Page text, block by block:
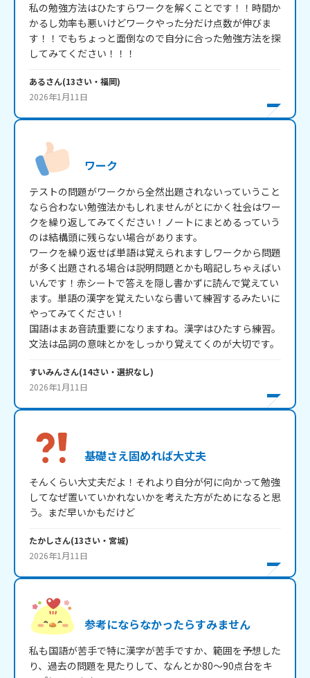
私の勉強方法はひたすらワークを解くことです！！時間か
かるし効率も悪いけどワークやった分だけ点数が伸びま
す！！でもちょっと面倒なので自分に合った勉強方法を探
してみてください！！！
あるさん(13さい・ 福岡)
2026年1月11日
ワーク
テストの問題がワークから全然出題されないっていうこと
なら合わない勉強法かもしれませんがとにかく社会はワー
クを繰り返してみてください！ノートにまとめるっていう
のは結構頭に残らない場合があります。
ワークを繰り返せば単語は覚えられますしワークから問題
が多く出題される場合は説明問題とかも暗記しちゃえばい
いんです！赤シートで答えを隠し書かずに読んで覚えてい
ます。単語の漢字を覚えたいなら書いて練習するみたいに
やってみてください！
国語はまあ音読重要になりますね。漢字はひたすら練習。
文法は品詞の意味とかをしっかり覚えてくのが大切です。
すいみんさん(14さい・ 選択なし)
2026年1月11日
基礎さえ固めれば大丈夫
そんくらい大丈夫だよ！それより自分が何に向かって勉強
してなぜ置いていかれないかを考えた方がためになると思
う。まだ早いかもだけど
たかしさん(13さい・ 宮城)
2026年1月11日
参考にならなかったらすみません
私も国語が苦手で特に漢字が苦手ですか、範囲を予想した
り、過去の問題を見たりして、なんとか80～90点台をキ